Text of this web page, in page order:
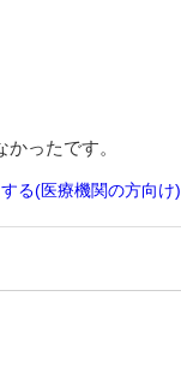
ったです。
る(医療機関の方向け)